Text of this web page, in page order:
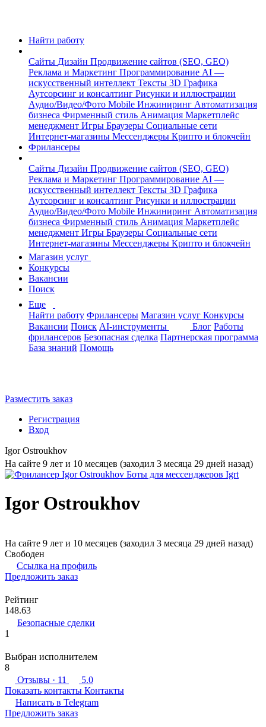
Найти работу
Сайты Дизайн Продвижение сайтов (SEO, GEO)
Реклама и Маркетинг Программирование AI —
искусственный интеллект Тексты 3D Графика
Аутсорсинг и консалтинг Рисунки и иллюстрации
Аудио/Видео/Фото Mobile Инжиниринг Автоматизация
бизнеса Фирменный стиль Анимация Маркетплейс
менеджмент Игры Браузеры Социальные сети
Интернет-магазины Мессенджеры Крипто и блокчейн
Фрилансеры
Сайты Дизайн Продвижение сайтов (SEO, GEO)
Реклама и Маркетинг Программирование AI —
искусственный интеллект Тексты 3D Графика
Аутсорсинг и консалтинг Рисунки и иллюстрации
Аудио/Видео/Фото Mobile Инжиниринг Автоматизация
бизнеса Фирменный стиль Анимация Маркетплейс
менеджмент Игры Браузеры Социальные сети
Интернет-магазины Мессенджеры Крипто и блокчейн
Магазин услуг
Конкурсы
Вакансии
Поиск
Еще
Найти работу Фрилансеры Магазин услуг Конкурсы
Вакансии Поиск AI-инструменты Блог Работы
фрилансеров Безопасная сделка Партнерская программа
База знаний Помощь
Разместить заказ
Регистрация
Вход
Igor Ostroukhov
На сайте 9 лет и 10 месяцев (заходил 3 месяца 29 дней назад)
Igor Ostroukhov
На сайте 9 лет и 10 месяцев (заходил 3 месяца 29 дней назад)
Свободен
Ссылка на профиль
Предложить заказ
Рейтинг
148.63
Безопасные сделки
1
Выбран исполнителем
8
Отзывы · 11
5.0
Показать контакты Контакты
Написать в Telegram
Предложить заказ